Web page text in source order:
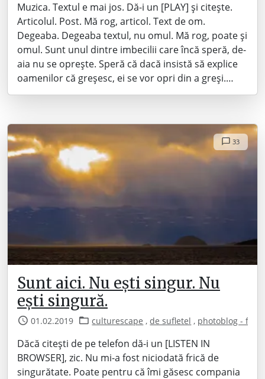
Muzica. Textul e mai jos. Dă-i un [PLAY] și citește.
Articolul. Post. Mă rog, articol. Text de om.
Degeaba. Degeaba textul, nu omul. Mă rog, poate și
omul. Sunt unul dintre imbecilii care încă speră, de-
aia nu se oprește. Speră că dacă insistă să explice
oamenilor că greșesc, ei se vor opri din a greși.…
33
Sunt aici. Nu ești singur. Nu
ești singură.
01.02.2019 culturescape ,de sufletel , photoblog -
Dăcă citești de pe telefon dă-i un [LISTEN IN
BROWSER], zic. Nu mi-a fost niciodată frică de
singurătate. Poate pentru că îmi găsesc compania